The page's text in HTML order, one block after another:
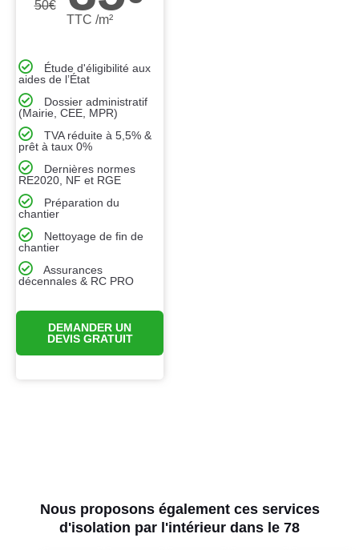
50€
TTC /m²
Étude d'éligibilité aux
aides de l’État
Dossier administratif
(Mairie, CEE, MPR)
TVA réduite à 5,5% &
prêt à taux 0%
Dernières normes
RE2020, NF et RGE
Préparation du
chantier
Nettoyage de fin de
chantier
Assurances
décennales & RC PRO
DEMANDER UN
DEVIS GRATUIT
Nous proposons également ces services
d'isolation par l'intérieur dans le 78